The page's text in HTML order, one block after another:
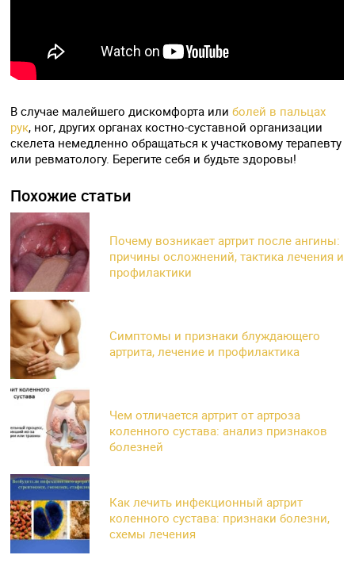
В случае малейшего дискомфорта илиболей в пальцах
рук, ног, других органах костно-суставной организации
скелета немедленно обращаться к участковому терапевту
или ревматологу. Берегите себя и будьте здоровы!
Похожие статьи
Почему возникает артрит после ангины:
причины осложнений, тактика лечения и
профилактики
Симптомы и признаки блуждающего
артрита, лечение и профилактика
Чем отличается артрит от артроза
коленного сустава: анализ признаков
болезней
Как лечить инфекционный артрит
коленного сустава: признаки болезни,
схемы лечения